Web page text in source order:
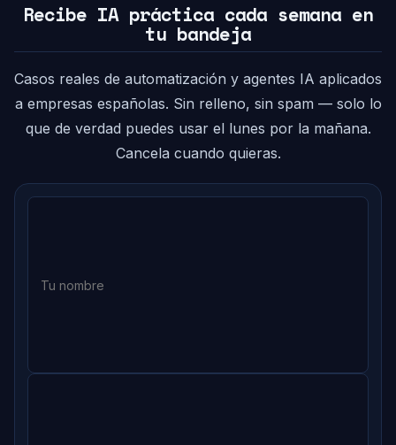
Recibe IA práctica cada semana en
tu bandeja
Casos reales de automatización y agentes IA aplicados
a empresas españolas. Sin relleno, sin spam — solo lo
que de verdad puedes usar el lunes por la mañana.
Cancela cuando quieras.